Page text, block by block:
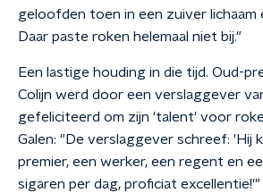
geloofden toen in een zuiver lichaam
Daar paste roken helemaal niet bij."
Een lastige houding in die tijd. Oud-
Colijn werd door een verslaggever
gefeliciteerd om zijn 'talent' voor
Galen: "De verslaggever schreef: 'Hij
premier, een werker, een regent en
sigaren per dag, proficiat excellentie!'"